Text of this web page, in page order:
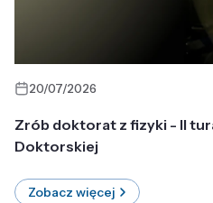
20/07/2026
Zrób doktorat z fizyki - II
Doktorskiej
Zobacz więcej